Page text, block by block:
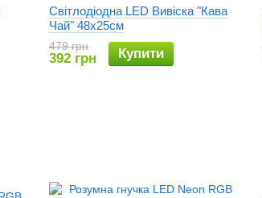
Світлодіодна LED Вивіска "Кава
Чай" 48х25см
479 грн
392 грн Купити